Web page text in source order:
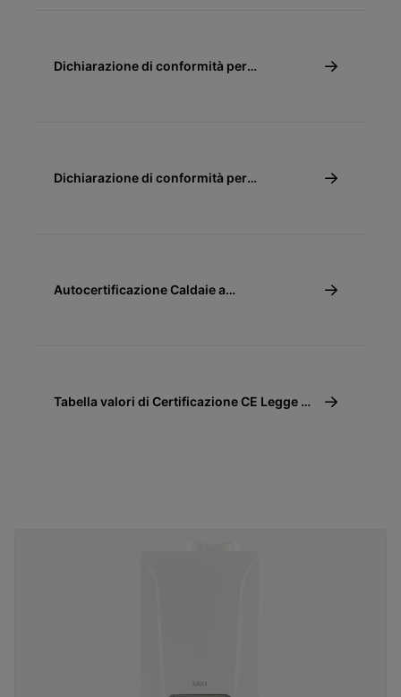
Dichiarazione di conformità per
Dichiarazione di conformità per
Autocertificazione Caldaie a
Tabella valori di Certificazione CE Legge 10